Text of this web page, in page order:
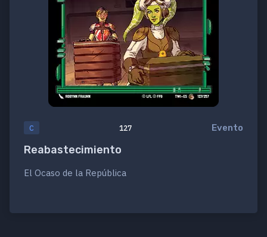
C 127 Evento
Reabastecimiento
El Ocaso de la República